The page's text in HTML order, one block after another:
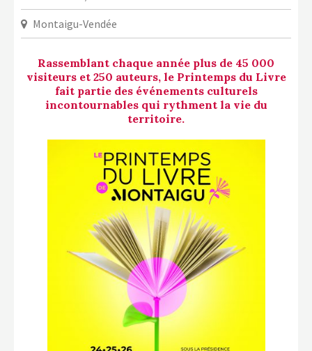
LA COPIE PRIVÉE
PRIVÉE
RAPPORT 2019 DE L’ACTION
CONTACTS
Montaigu-Vendée
Rassemblant chaque année plus de 45 000
visiteurs et 250 auteurs, le Printemps du Livre
fait partie des événements culturels
incontournables qui rythment la vie du
territoire.